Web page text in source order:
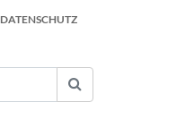
DATENSCHUTZ